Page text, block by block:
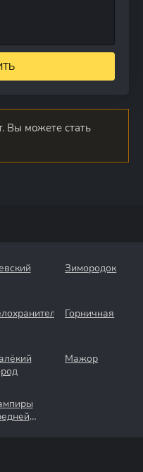
Вы можете стать
Зимородок
Горничная
Мажор